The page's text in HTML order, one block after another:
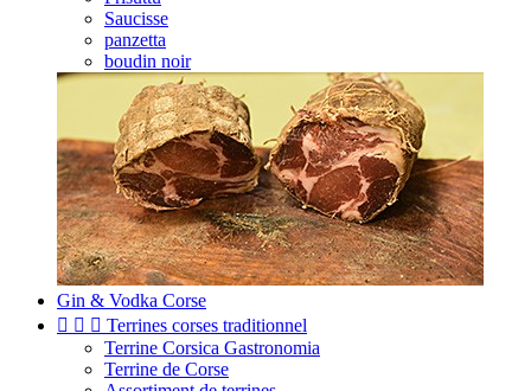
Saucisse
panzetta
boudin noir
Gin & Vodka Corse
   Terrines corses traditionnel
Terrine Corsica Gastronomia
Terrine de Corse